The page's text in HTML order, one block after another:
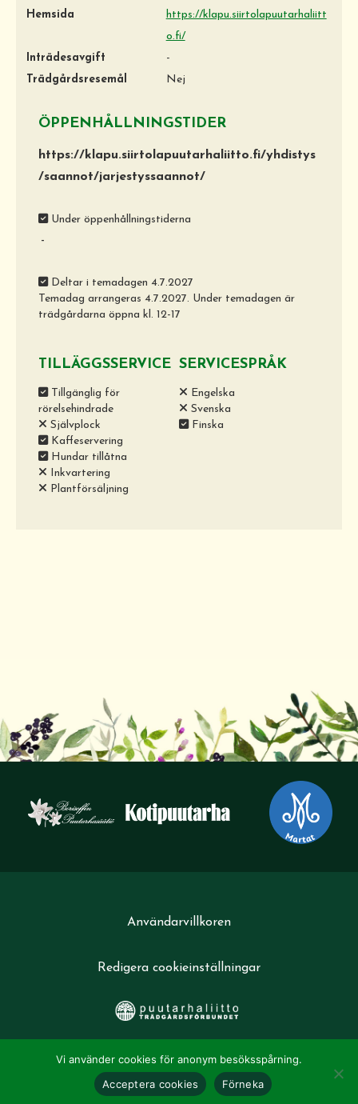
Hemsida
https://klapu.siirtolapuutarhaliitt
o.fi/
Inträdesavgift
-
Trädgårdsresemål
Nej
ÖPPENHÅLLNINGSTIDER
https://klapu.siirtolapuutarhaliitto.fi/yhdistys
/saannot/jarjestyssaannot/
Under öppenhållningstiderna
-
Deltar i temadagen 4.7.2027
Temadag arrangeras 4.7.2027. Under temadagen är
trädgårdarna öppna kl. 12-17
TILLÄGGSSERVICE
Tillgänglig för
rörelsehindrade
Självplock
Kaffeservering
Hundar tillåtna
Inkvartering
Plantförsäljning
SERVICESPRÅK
Engelska
Svenska
Finska
Användarvillkoren
Redigera cookieinställningar
Vi använder cookies för anonym besöksspårning.
Acceptera cookies
Förneka